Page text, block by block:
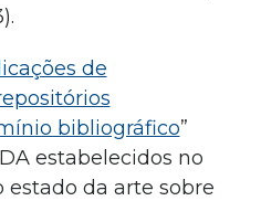
de
bibliográfico”
estabelecidos no
da arte sobre